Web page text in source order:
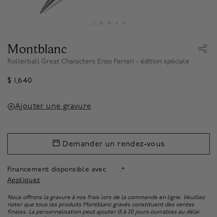
Montblanc
Rollerball Great Characters Enzo Ferrari - édition spéciale
$ 1,640
Ajouter une gravure
Financement disponsible avec
.*
Appliquez
Demander un rendez-vous
Nous offrons la gravure à nos frais lors de la commande en ligne. Veuillez
noter que tous les produits Montblanc gravés constituent des ventes
finales. La personnalisation peut ajouter 15 à 20 jours ouvrables au délai